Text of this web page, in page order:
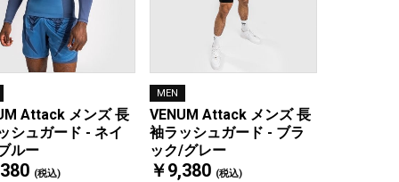
Attack メンズ 長
シュガード - ネイ
ルー
(税込)
MEN
VENUM Attack メンズ 長
袖ラッシュガード - ブラ
ック/グレー
￥9,380 (税込)